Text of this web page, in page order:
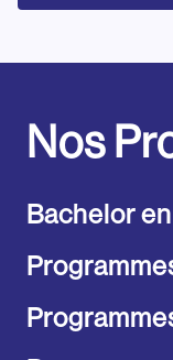
Nos
Bachelor